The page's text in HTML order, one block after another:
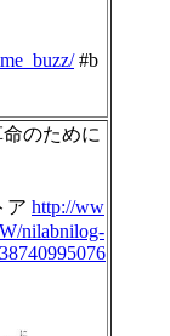
#b
命のために
ア http://ww
nilabnilog-